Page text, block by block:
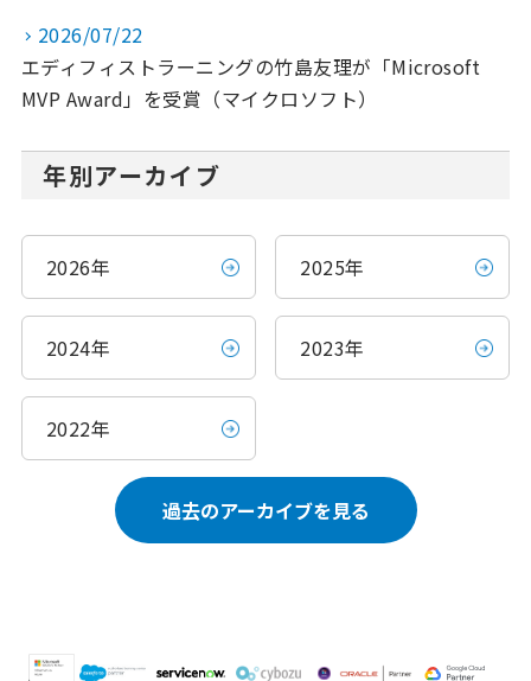
2026/07/22
エディフィストラーニングの竹島友理が「Microsoft
MVP Award」を受賞（マイクロソフト）
年別アーカイブ
2026年 2025年
2024年 2023年
2022年
過去のアーカイブを見る